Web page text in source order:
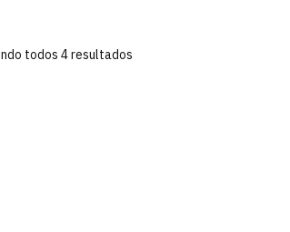
todos 4 resultados